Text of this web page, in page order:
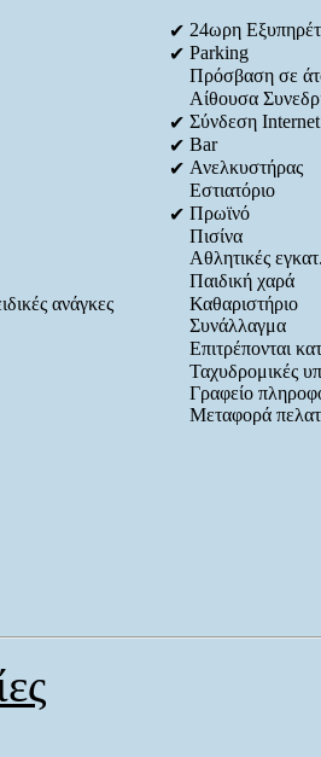
✔ 24ωρη
✔ Parking
Πρόσβαση σε
Αίθουσα
✔ Σύνδεση Internet
✔ Bar
✔ Ανελκυστήρας
Εστιατόριο
✔ Πρωϊνό
Πισίνα
Αθλητικές
Παιδική χαρά
ανάγκες
Καθαριστήριο
Συνάλλαγμα
Επιτρέπονται
Ταχυδρομικές
Γραφείο
Μεταφορά